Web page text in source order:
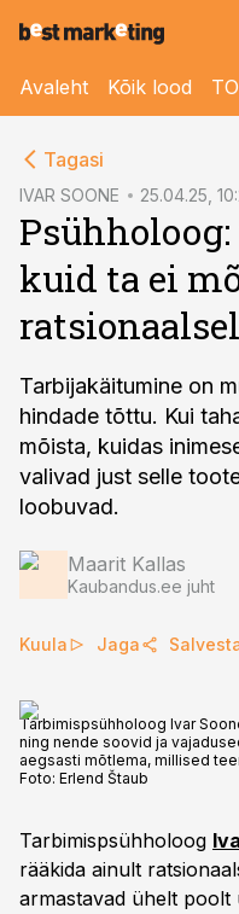
Avaleht Kõik lood
Tagasi
IVAR SOONE 25.04.25,
kuid ta ei
Tarbijakäitumine on
hindade tõttu. Kui
mõista, kuidas
valivad just selle
loobuvad.
Maarit Kallas
Kaubandus.ee juht
Kuula Jaga
Tarbimispsühholoog Ivar
ning nende soovid ja
aegsasti mõtlema, millised
Foto: Erlend Štaub
Tarbimispsühholoog
rääkida ainult
armastavad ühelt poolt